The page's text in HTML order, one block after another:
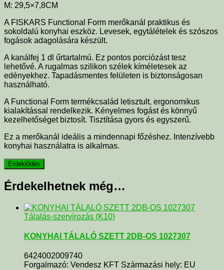
M: 29,5×7,8CM
A FISKARS Functional Form merőkanál praktikus és
sokoldalú konyhai eszköz. Levesek, egytálételek és szószos
fogások adagolására készült.
A kanálfej 1 dl űrtartalmú. Ez pontos porciózást tesz
lehetővé. A rugalmas szilikon szélek kíméletesek az
edényekhez. Tapadásmentes felületen is biztonságosan
használható.
A Functional Form termékcsalád letisztult, ergonomikus
kialakítással rendelkezik. Kényelmes fogást és könnyű
kezelhetőséget biztosít. Tisztítása gyors és egyszerű.
Ez a merőkanál ideális a mindennapi főzéshez. Intenzívebb
konyhai használatra is alkalmas.
Érdekelhetnek még…
Tálalás-szervírozás (K10)
KONYHAI TÁLALÓ SZETT 2DB-OS 1027307
6424002009740
Forgalmazó: Vendesz KFT Származási hely: EU